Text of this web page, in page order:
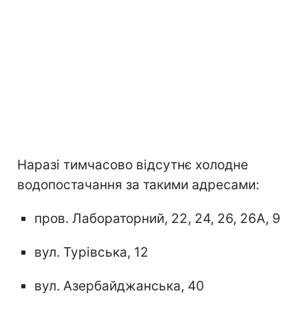
Наразі тимчасово відсутнє холодне
водопостачання за такими адресами:
пров. Лабораторний, 22, 24, 26, 26А, 9
вул. Турівська, 12
вул. Азербайджанська, 40